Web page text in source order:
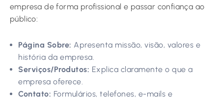
empresa de forma profissional e passar confiança ao
público:
Página Sobre: Apresenta missão, visão, valores e
história da empresa.
Serviços/Produtos: Explica claramente o que a
empresa oferece.
Contato: Formulários, telefones, e-mails e